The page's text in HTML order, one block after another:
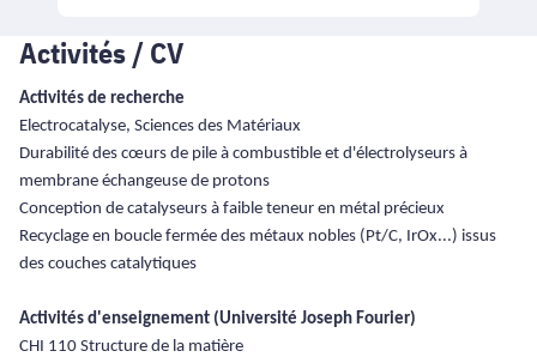
Activités / CV
Activités de recherche
Electrocatalyse, Sciences des Matériaux
Durabilité des cœurs de pile à combustible et d'électrolyseurs à
membrane échangeuse de protons
Conception de catalyseurs à faible teneur en métal précieux
Recyclage en boucle fermée des métaux nobles (Pt/C, IrOx...) issus
des couches catalytiques
Activités d'enseignement (Université Joseph Fourier)
CHI 110 Structure de la matière